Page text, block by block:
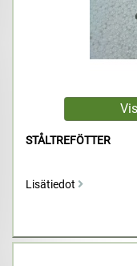
STÅLTREFÖTTER
Lisätiedot